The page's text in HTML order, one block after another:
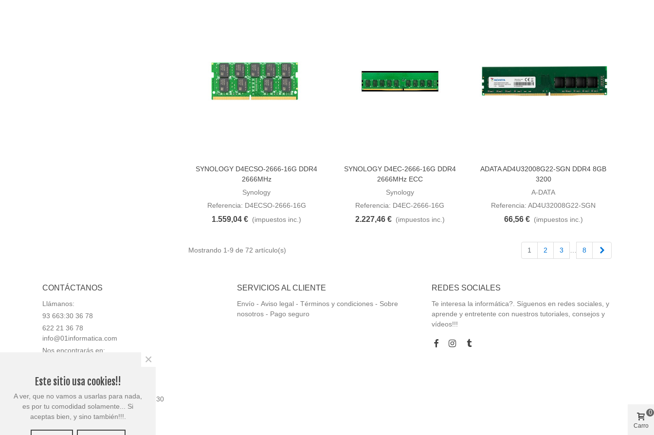
Añadir al carrito
SYNOLOGY D4ECSO-2666-16G DDR4
2666MHz
Synology
Referencia: D4ECSO-2666-16G
1.559,04 € (impuestos inc.)
Añadir al carrito
SYNOLOGY D4EC-2666-16G DDR4
2666MHz ECC
Synology
Referencia: D4EC-2666-16G
2.227,46 € (impuestos inc.)
Añadir al carrito
ADATA AD4U32008G22-SGN DDR4 8GB
3200
A-DATA
Referencia: AD4U32008G22-SGN
66,56 € (impuestos inc.)
Mostrando 1-9 de 72 artículo(s) 1 2 3 8
CONTÁCTANOS
Llámanos:
93 663:30 36 78
622 21 36 78
info@01informatica.com
Nos encontrarás en:
08780 Pallejà (Barcelona)
Tienda abierta en horario:
Lunes 9:30 a 13:30 y 15:30 a 18:30
Martes 9:30 a 13:30
SERVICIOS AL CLIENTE
Envío - Aviso legal - Términos y condiciones - Sobre
nosotros - Pago seguro
REDES SOCIALES
Te interesa la informática?. Síguenos en redes sociales, y
aprende y entretente con nuestros tutoriales, consejos y
vídeos!!!
Carro
0
Este sitio usa cookies!!
A ver, que no vamos a usarlas para nada,
es por tu comodidad solamente... Si
aceptas bien, y sino también!!!.
×